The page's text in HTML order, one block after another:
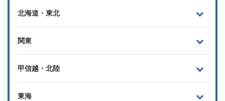
北海道・東北
関東
甲信越・北陸
東海